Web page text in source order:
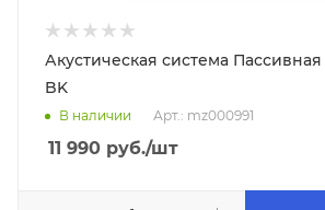
Акустическая система
BK
В наличии Арт.: mz000991
11 990 руб./шт